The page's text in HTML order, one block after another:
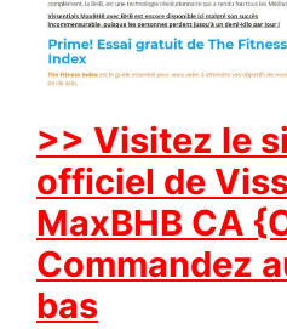
>> Visitez le
officiel de
MaxBHB CA
Commandez
bas